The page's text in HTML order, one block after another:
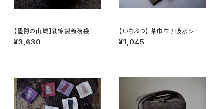
【墨隠の山城】純綿製蓋碗袋内【
【 墨隐の山城 】香雲紗 植物染
仕覆 めカップ袋 【 Ink & Moun
¥3,630
【いちぶつ】 茶巾布 / 吸水シート
(カビが生えない)
¥1,045